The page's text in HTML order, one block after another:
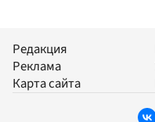
Редакция
Реклама
Карта сайта